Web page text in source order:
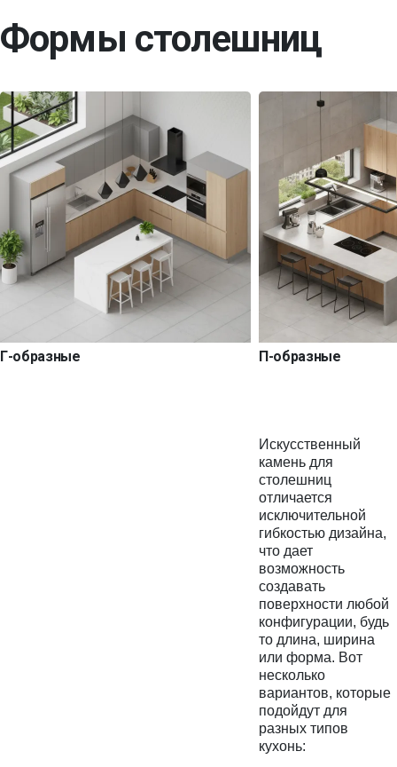
Формы столешниц
Г-образные П-образные
Искусственный
камень для
столешниц
отличается
исключительной
гибкостью дизайна,
что дает
возможность
создавать
поверхности любой
конфигурации, будь
то длина, ширина
или форма. Вот
несколько
вариантов, которые
подойдут для
разных типов
кухонь: